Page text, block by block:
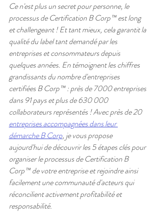
Ce n'est plus un secret pour personne, le
processus de Certification B Corp™ est long
et challengeant ! Et tant mieux, cela garantit la
qualité du label tant demandé par les
entreprises et consommateurs depuis
quelques années. En témoignent les chiffres
grandissants du nombre d'entreprises
certifiées B Corp™ : près de 7000 entreprises
dans 91 pays et plus de 630 000
collaborateurs représentés ! Avec près de 20
entreprises accompagnées dans leur
démarche B Corp, je vous propose
aujourd'hui de découvrir les 5 étapes clés pour
organiser le processus de Certification B
Corp™ de votre entreprise et rejoindre ainsi
facilement une communauté d'acteurs qui
réconcilient activement profitabilité et
responsabilité.